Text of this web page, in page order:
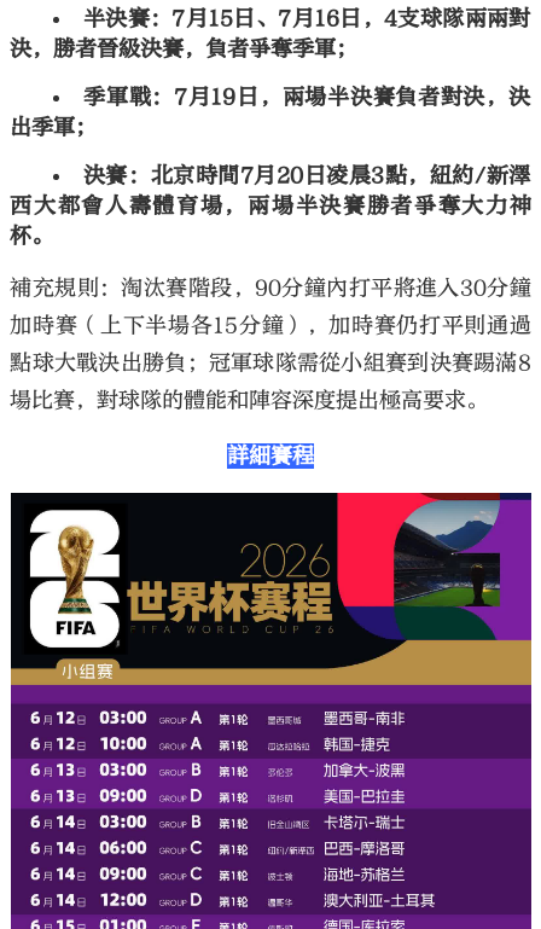
半決賽：7月15日、7月16日，4支球隊兩兩對
決，勝者晉級決賽，負者爭奪季軍；
季軍戰：7月19日，兩場半決賽負者對決，決
出季軍；
決賽：北京時間7月20日凌晨3點，紐約/新澤
西大都會人壽體育場，兩場半決賽勝者爭奪大力神
杯。
補充規則：淘汰賽階段，90分鐘內打平將進入30分鐘
加時賽（上下半場各15分鐘），加時賽仍打平則通過
點球大戰決出勝負；冠軍球隊需從小組賽到決賽踢滿8
場比賽，對球隊的體能和陣容深度提出極高要求。
詳細賽程